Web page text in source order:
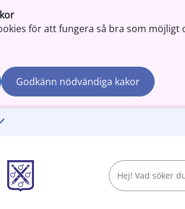
för att fungera så bra som
Godkänn nödvändiga kakor